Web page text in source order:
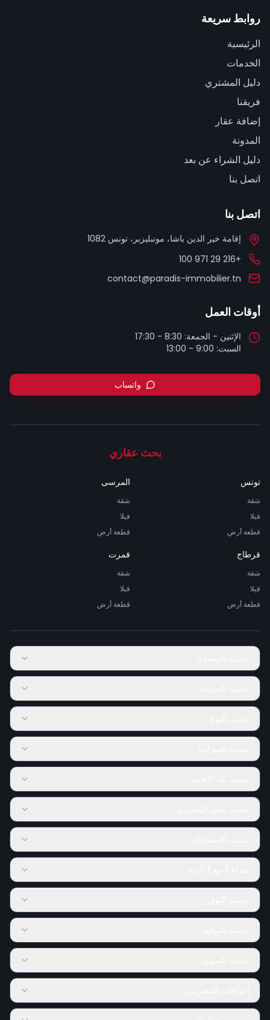
روابط سريعة
الرئيسية
الخدمات
دليل المشتري
فريقنا
إضافة عقار
المدونة
دليل الشراء عن بعد
اتصل بنا
اتصل بنا
إقامة خير الدين باشا، مونبليزير، تونس 1082
+216 29 971 100
contact@paradis-immobilier.tn
أوقات العمل
السبت: 9:00 - 13:00
واتساب
بحث عقاري
تونس
شقة
فيلا
قطعة أرض
المرسى
شقة
فيلا
قطعة أرض
قرطاج
شقة
فيلا
قطعة أرض
قمرت
شقة
فيلا
قطعة أرض